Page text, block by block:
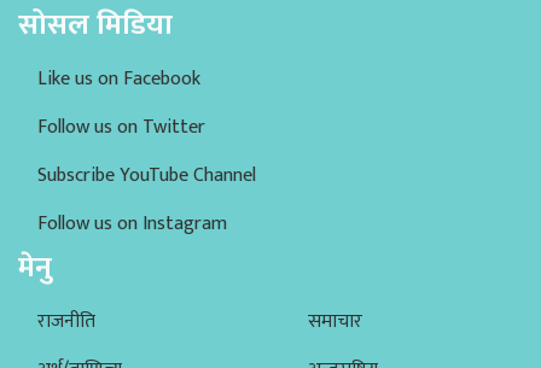
सोसल मिडिया
Like us on Facebook
Follow us on Twitter
Subscribe YouTube Channel
Follow us on Instagram
मेनु
राजनीति
समाचार